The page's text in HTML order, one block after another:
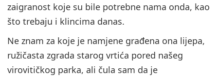
zaigranost koje su bile potrebne nama onda, kao
što trebaju i klincima danas.
Ne znam za koje je namjene građena ona lijepa,
ružičasta zgrada starog vrtića pored našeg
virovitičkog parka, ali čula sam da je